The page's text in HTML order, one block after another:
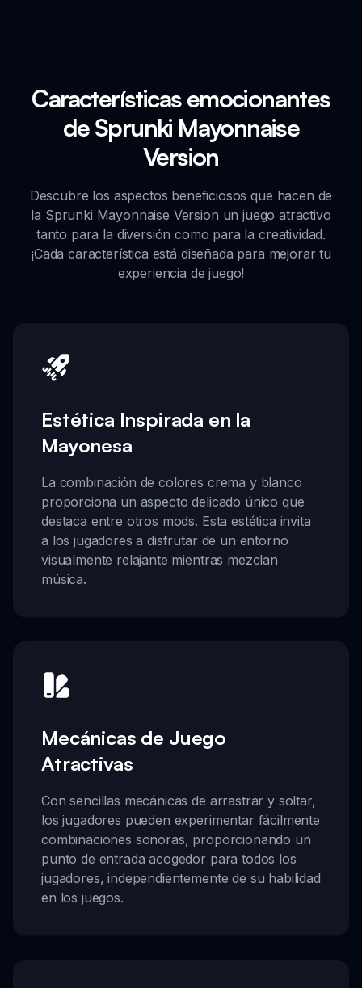
Características emocionantes
de Sprunki Mayonnaise
Version
Descubre los aspectos beneficiosos que hacen de
la Sprunki Mayonnaise Version un juego atractivo
tanto para la diversión como para la creatividad.
¡Cada característica está diseñada para mejorar tu
experiencia de juego!
Estética Inspirada en la
Mayonesa
La combinación de colores crema y blanco
proporciona un aspecto delicado único que
destaca entre otros mods. Esta estética invita
a los jugadores a disfrutar de un entorno
visualmente relajante mientras mezclan
música.
Mecánicas de Juego
Atractivas
Con sencillas mecánicas de arrastrar y soltar,
los jugadores pueden experimentar fácilmente
combinaciones sonoras, proporcionando un
punto de entrada acogedor para todos los
jugadores, independientemente de su habilidad
en los juegos.